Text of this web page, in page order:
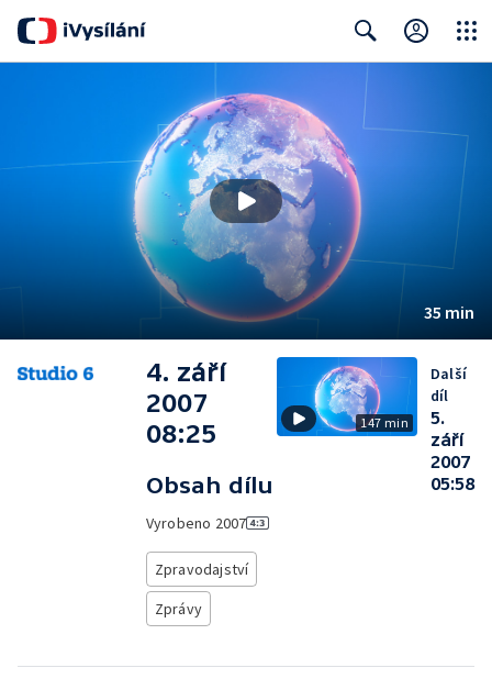
35 min
4. září
2007
08:25
Obsah dílu
Vyrobeno 2007
Zpravodajství
Zprávy
147 min
Další
díl
5.
září
2007
05:58